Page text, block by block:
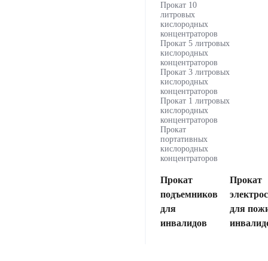
Прокат 10
литровых
кислородных
концентраторов
Прокат 5 литровых
кислородных
концентраторов
Прокат 3 литровых
кислородных
концентраторов
Прокат 1 литровых
кислородных
концентраторов
Прокат
портативных
кислородных
концентраторов
Прокат
подъемников
для
инвалидов
Прокат
для